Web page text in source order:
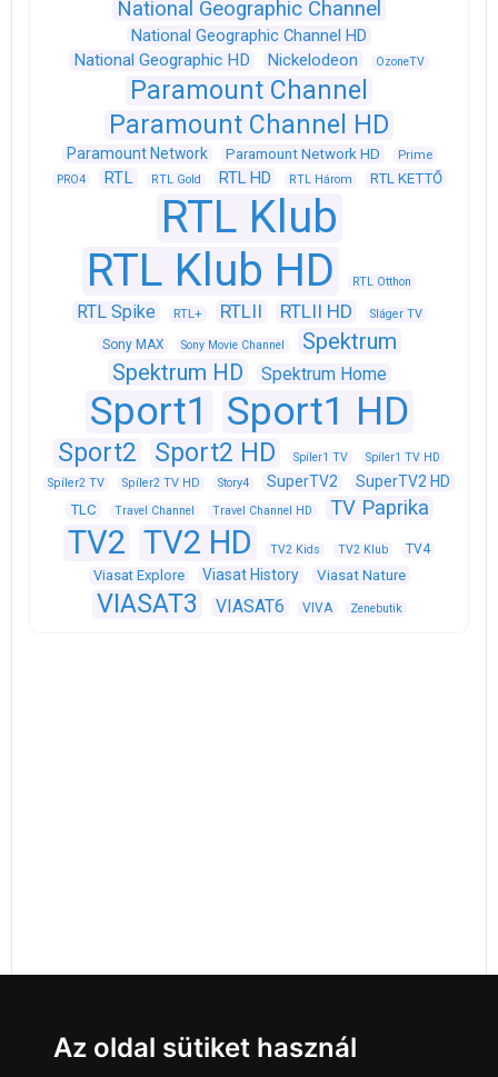
National Geographic Channel
National Geographic Channel HD
National Geographic HD
Nickelodeon OzoneTV
Paramount Channel
Paramount Channel HD
Paramount Network Paramount Network HD Prime
PRO4 RTL RTL Gold RTL HD RTL Három RTL KETTŐ
RTL Klub
RTL Klub HD
RTL Otthon
RTL Spike RTL+ RTLII RTLII HD Sláger TV
Sony MAX Sony Movie Channel
Spektrum
Spektrum HD
Spektrum Home
Sport1 Sport1 HD
Sport2 Sport2 HD Spíler1 TV
Spíler1 TV HD
Spíler2 TV
Spíler2 TV HD Story4 SuperTV2 SuperTV2 HD
TLC Travel Channel Travel Channel HD TV Paprika
TV2 TV2 HD TV2 Kids TV2 Klub TV4
Viasat Explore Viasat History Viasat Nature
VIASAT3 VIASAT6 VIVA Zenebutik
Az oldal sütiket használ